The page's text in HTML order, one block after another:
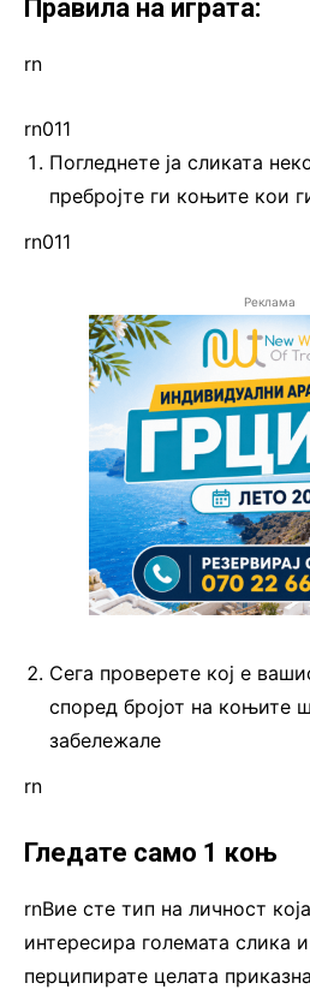
Правила на играта:
rn
rn011
Погледнете ја сликата
пребројте ги коњите кои
rn011
Реклама
Сега проверете кој е
според бројот на коњите
забележале
rn
Гледате само 1 коњ
rnВие сте тип на личност
интересира големата слика
перципирате целата